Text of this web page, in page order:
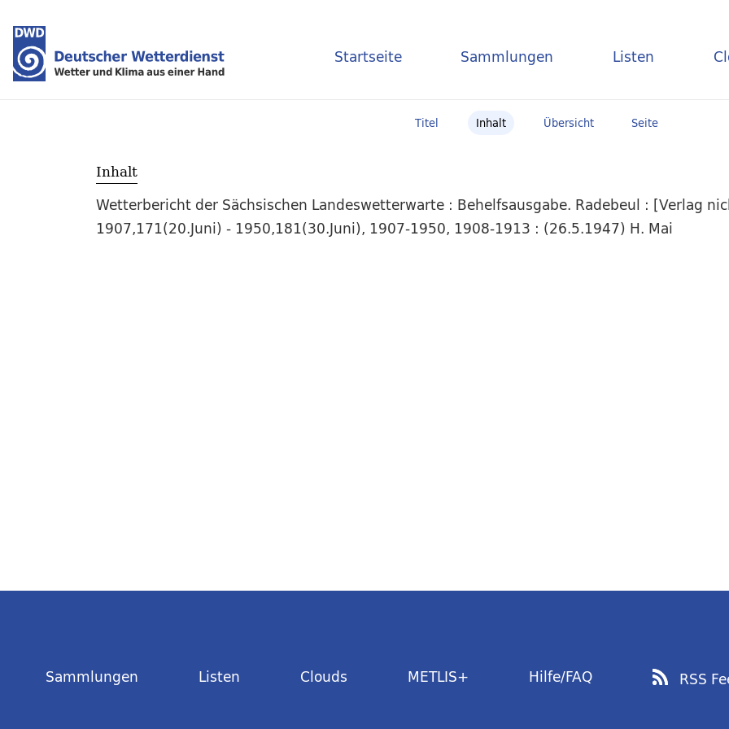
Startseite Sammlungen Listen
Titel Inhalt Übersicht Seite
Inhalt
Wetterbericht der Sächsischen Landeswetterwarte : Behelfsausgabe. Radebeul : [Verlag
1907,171(20.Juni) - 1950,181(30.Juni), 1907-1950, 1908-1913 : (26.5.1947) H. Mai
Sammlungen Listen Clouds METLIS+ Hilfe/FAQ RSS